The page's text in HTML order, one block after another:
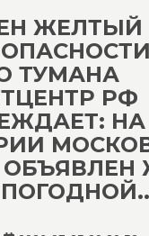
ЖЕЛТЫЙ
ТУМАНА
РФ
НА
ОБЪЯВЛЕН